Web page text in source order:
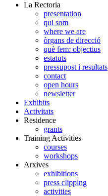
La Rectoria
presentation
qui som
where we are
òrgans de direcció
què fem: objectius
estatuts
pressupost i resultats
contact
open hours
newsletter
Exhibits
Activitats
Residence
grants
Training Activities
courses
workshops
Arxives
exhibitions
press clipping
activities